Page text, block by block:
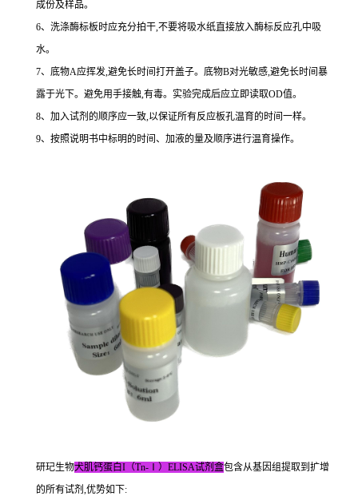
成份及样品。
6、洗涤酶标板时应充分拍干,不要将吸水纸直接放入酶标反应孔中吸
水。
7、底物A应挥发,避免长时间打开盖子。底物B对光敏感,避免长时间暴
露于光下。避免用手接触,有毒。实验完成后应立即读取OD值。
8、加入试剂的顺序应一致,以保证所有反应板孔温育的时间一样。
9、按照说明书中标明的时间、加液的量及顺序进行温育操作。
研玘生物犬肌钙蛋白I（Tn-Ⅰ）ELISA试剂盒包含从基因组提取到扩增
的所有试剂,优势如下: